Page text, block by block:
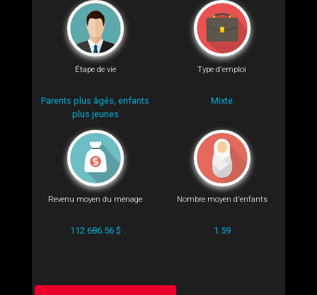
Étape de vie
Parents plus âgés, enfants
plus jeunes
Type d'emploi
Mixte
Revenu moyen du ménage
112 686.56 $
Nombre moyen d'enfants
1.59